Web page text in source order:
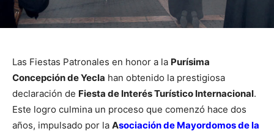
Las Fiestas Patronales en honor a la Purísima
Concepción de Yecla han obtenido la prestigiosa
declaración de Fiesta de Interés Turístico Internacional.
Este logro culmina un proceso que comenzó hace dos
años, impulsado por la Asociación de Mayordomos de la